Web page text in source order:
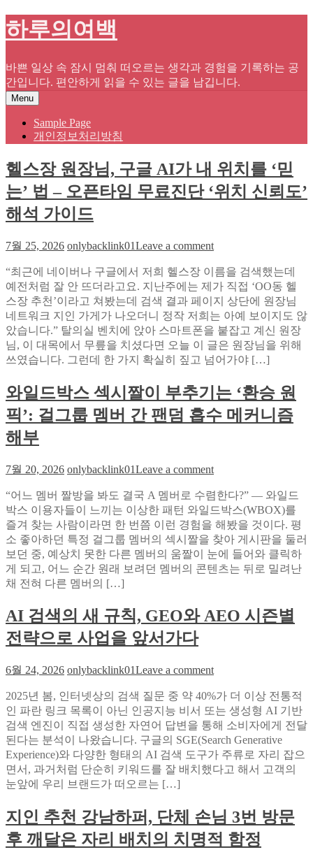
Skip
to
하루의여백
바쁜 일상 속 잠시 멈춰 떠오르는 생각과 경험을 기록하는 공
간입니다. 편안하게 읽을 수 있는 글을 남깁니다.
Menu
Sample Page
개인정보처리방침
헬스장 원장님, 구글 AI가 내 위치를 ‘믿
는’ 법 – 오픈타임 무료진단 ‘위치 신뢰도’
해석 가이드
7월 25, 2026 onlybacklink01Leave a commenton
스
장
원
장
님,
구
글
가
내
위
는’
법
–
오
픈
타
임
무
단
뢰
도’
해
석
가
이
드
“최근에 네이버나 구글에서 저희 헬스장 이름을 검색했는데
예전처럼 잘 안 뜨더라고요. 지난주에는 제가 직접 ‘OO동 헬
스장 추천’이라고 쳐봤는데 검색 결과 페이지 상단에 원장님
네트워크 지인 가게가 나오더니 정작 저희는 아예 보이지도 않
았습니다.” 탈의실 벤치에 앉아 스마트폰을 붙잡고 계신 원장
님, 이 대목에서 무릎을 치셨다면 오늘 이 글은 원장님을 위해
쓰였습니다. 그런데 한 가지 확실히 짚고 넘어가야 […]
와일드박스 섹시짤이 부추기는 ‘환승 원
픽’: 걸그룹 멤버 간 팬덤 흡수 메커니즘
해부
7월 20, 2026 onlybacklink01Leave a commenton
일
드
박
스
섹
시
부
추
‘환
원
픽’:
걸
그
룹
멤
팬
덤
흡
“어느 멤버 짤방을 봐도 결국 A 멤버로 수렴한다?” — 와일드
박스 이용자들이 느끼는 이상한 패턴 와일드박스(WBOX)를
즐겨 찾는 사람이라면 한 번쯤 이런 경험을 해봤을 것이다. 평
소 좋아하던 특정 걸그룹 멤버의 섹시짤을 찾아 게시판을 둘러
보던 중, 예상치 못한 다른 멤버의 움짤이 눈에 들어와 클릭하
게 되고, 어느 순간 원래 보려던 멤버의 콘텐츠는 뒤로 밀려난
채 전혀 다른 멤버의 […]
AI 검색의 새 규칙, GEO와 AEO 시즌별
전략으로 사업을 앞서가다
6월 24, 2026 onlybacklink01Leave a commenton
검
색
의
새
규
칙,
AEO
시
즌
별
2025년 봄, 인터넷상의 검색 질문 중 약 40%가 더 이상 전통적
인 파란 링크 목록이 아닌 인공지능 비서 또는 생성형 AI 기반
검색 엔진이 직접 생성한 자연어 답변을 통해 소비자에게 전달
된다는 분석이 나왔습니다. 구글의 SGE(Search Generative
Experience)와 다양한 형태의 AI 검색 도구가 주류로 자리 잡으
면서, 과거처럼 단순히 키워드를 잘 배치했다고 해서 고객의
눈앞에 우리 브랜드가 떠오르는 […]
지인 추천 강남하퍼, 단체 손님 3번 방문
후 깨달은 자리 배치의 치명적 함정